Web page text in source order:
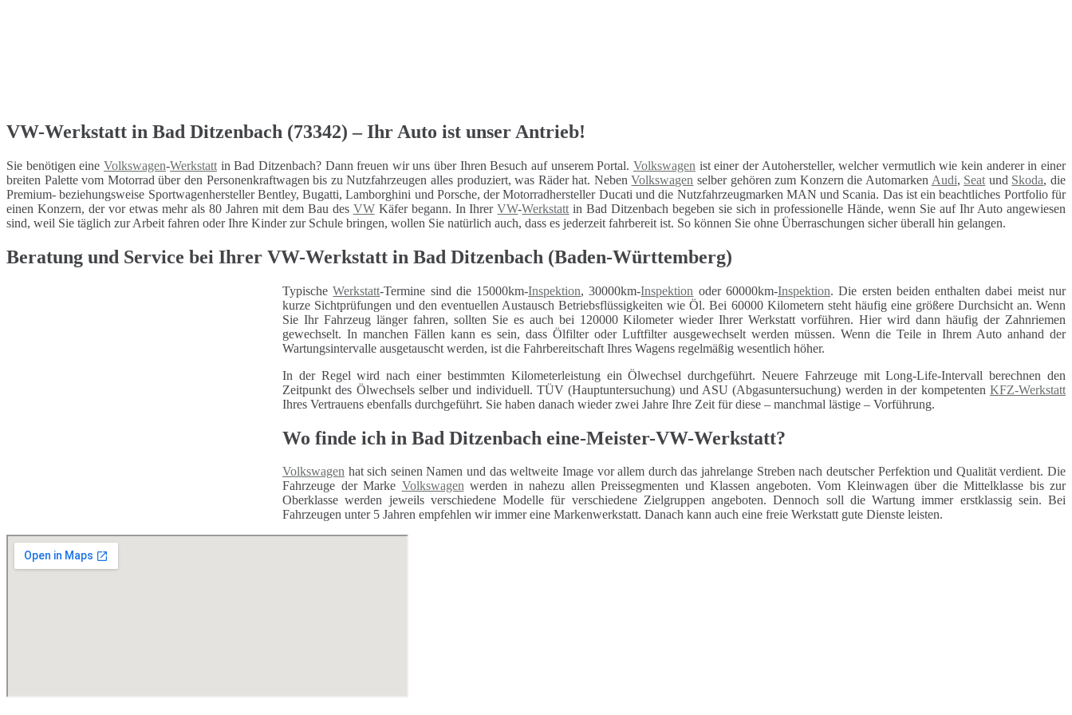
VW-Werkstatt in Bad Ditzenbach (73342) – Ihr Auto ist unser Antrieb!
Sie benötigen eine Volkswagen-Werkstattin Bad Ditzenbach? Dann freuen wir uns über Ihren Besuch auf unserem Portal. Volkswagen ist einer der Autohersteller, welcher vermutlich wie kein anderer in einer
breiten Palette vom Motorrad über den Personenkraftwagen bis zu Nutzfahrzeugen alles produziert, was Räder hat. NebenVolkswagen selber gehören zum Konzern die Automarken Audi, Seat und Skoda, die
Premium- beziehungsweise Sportwagenhersteller Bentley, Bugatti, Lamborghini und Porsche, der Motorradhersteller Ducati und die Nutzfahrzeugmarken MAN und Scania. Das ist ein beachtliches Portfolio für
einen Konzern, der vor etwas mehr als 80 Jahren mit dem Bau des VWKäfer begann. In IhrerVW-Werkstatt in Bad Ditzenbach begeben sie sich in professionelle Hände, wenn Sie auf Ihr Auto angewiesen
sind, weil Sie täglich zur Arbeit fahren oder Ihre Kinder zur Schule bringen, wollen Sie natürlich auch, dass es jederzeit fahrbereit ist. So können Sie ohne Überraschungen sicher überall hin gelangen.
Beratung und Service bei Ihrer VW-Werkstatt in Bad Ditzenbach (Baden-Württemberg)
TypischeWerkstatt-Termine sind die 15000km-Inspektion, 30000km-Inspektion oder 60000km-Inspektion. Die ersten beiden enthalten dabei meist nur
kurze Sichtprüfungen und den eventuellen Austausch Betriebsflüssigkeiten wie Öl. Bei 60000 Kilometern steht häufig eine größere Durchsicht an. Wenn
Sie Ihr Fahrzeug länger fahren, sollten Sie es auch bei 120000 Kilometer wieder Ihrer Werkstatt vorführen. Hier wird dann häufig der Zahnriemen
gewechselt. In manchen Fällen kann es sein, dass Ölfilter oder Luftfilter ausgewechselt werden müssen. Wenn die Teile in Ihrem Auto anhand der
Wartungsintervalle ausgetauscht werden, ist die Fahrbereitschaft Ihres Wagens regelmäßig wesentlich höher.
In der Regel wird nach einer bestimmten Kilometerleistung ein Ölwechsel durchgeführt. Neuere Fahrzeuge mit Long-Life-Intervall berechnen den
Zeitpunkt des Ölwechsels selber und individuell. TÜV (Hauptuntersuchung) und ASU (Abgasuntersuchung) werden in der kompetenten KFZ-Werkstatt
Ihres Vertrauens ebenfalls durchgeführt. Sie haben danach wieder zwei Jahre Ihre Zeit für diese – manchmal lästige – Vorführung.
Wo finde ich in Bad Ditzenbach eine-Meister-VW-Werkstatt?
Volkswagen hat sich seinen Namen und das weltweite Image vor allem durch das jahrelange Streben nach deutscher Perfektion und Qualität verdient. Die
Fahrzeuge der Marke Volkswagenwerden in nahezu allen Preissegmenten und Klassen angeboten. Vom Kleinwagen über die Mittelklasse bis zur
Oberklasse werden jeweils verschiedene Modelle für verschiedene Zielgruppen angeboten. Dennoch soll die Wartung immer erstklassig sein. Bei
Fahrzeugen unter 5 Jahren empfehlen wir immer eine Markenwerkstatt. Danach kann auch eine freie Werkstatt gute Dienste leisten.